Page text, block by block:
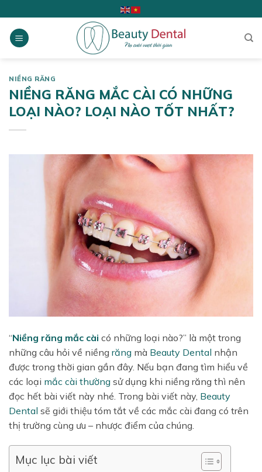
to
content
NIỀNG RĂNG
NIỀNG RĂNG MẮC CÀI CÓ NHỮNG
LOẠI NÀO? LOẠI NÀO TỐT NHẤT?
“Niềng răng mắc cài có những loại nào?” là một trong
những câu hỏi về niềng răng mà Beauty Dental nhận
được trong thời gian gần đây. Nếu bạn đang tìm hiểu về
các loại mắc cài thường sử dụng khi niềng răng thì nên
đọc hết bài viết này nhé. Trong bài viết này, Beauty
Dental sẽ giới thiệu tóm tắt về các mắc cài đang có trên
thị trường cùng ưu – nhược điểm của chúng.
Mục lục bài viết